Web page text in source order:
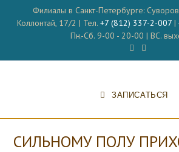
содержимому
Филиалы в Санкт-Петербурге:
Коллонтай, 17/2 | Тел. +7 (812) 337-2-007|
Пн.-Сб. 9-00 - 20-00 | ВС.
ЗАПИСАТЬСЯ
СИЛЬНОМУ ПОЛУ